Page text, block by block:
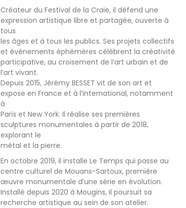
Créateur du Festival de la Craie, il défend une
expression artistique libre et partagée, ouverte à
tous
les âges et à tous les publics. Ses projets collectifs
et événements éphémères célèbrent la créativité
participative, au croisement de l’art urbain et de
l’art vivant.
Depuis 2015, Jérémy BESSET vit de son art et
expose en France et à l’international, notamment
à
Paris et New York. Il réalise ses premières
sculptures monumentales à partir de 2018,
explorant le
métal et la pierre.
En octobre 2019, il installe Le Temps qui passe au
centre culturel de Mouans-Sartoux, première
œuvre monumentale d’une série en évolution.
Installé depuis 2020 à Mougins, il poursuit sa
recherche artistique au sein de son atelier.